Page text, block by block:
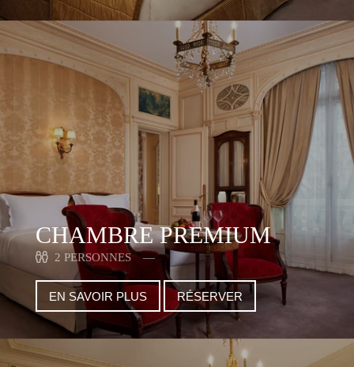
CHAMBRE PREMIUM
2 PERSONNES
EN SAVOIR PLUS RÉSERVER